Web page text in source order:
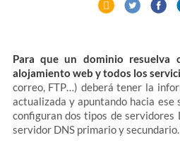
Para que un dominio resuelva
alojamiento web y todos los
correo, FTP…) deberá tener la
actualizada y apuntando hacia
configuran dos tipos de servidores
servidor DNS primario y secundario.